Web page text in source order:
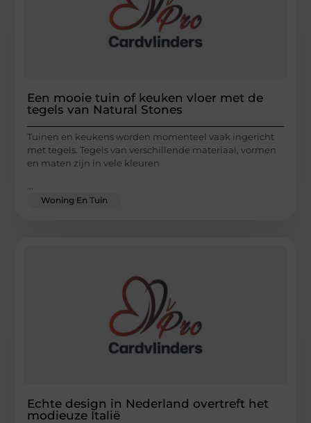
Een mooie tuin of keuken vloer met de
tegels van Natural Stones
Tuinen en keukens worden momenteel vaak ingericht
met tegels. Tegels van verschillende materiaal, vormen
en maten zijn in vele kleuren
Woning En Tuin
Echte design in Nederland overtreft het
modieuze Italië